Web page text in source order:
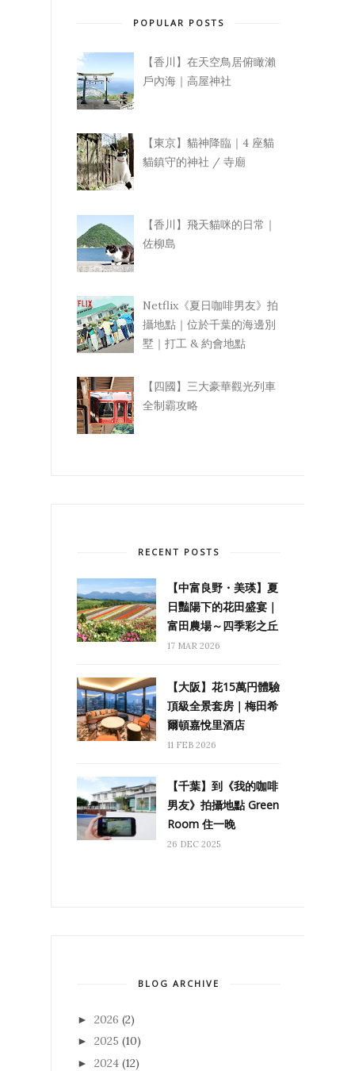
POPULAR POSTS
【香川】在天空鳥居俯瞰瀨
戶內海｜高屋神社
【東京】貓神降臨｜4 座貓
貓鎮守的神社 / 寺廟
【香川】飛天貓咪的日常｜
佐柳島
Netflix《夏日咖啡男友》拍
攝地點｜位於千葉的海邊別
墅｜打工 & 約會地點
【四國】三大豪華觀光列車
全制霸攻略
RECENT POSTS
【中富良野・美瑛】夏
日豔陽下的花田盛宴｜
富田農場～四季彩之丘
17 MAR 2026
【大阪】花15萬円體驗
頂級全景套房｜梅田希
爾頓嘉悅里酒店
11 FEB 2026
【千葉】到《我的咖啡
男友》拍攝地點 Green
Room 住一晚
26 DEC 2025
BLOG ARCHIVE
► 2026 (2)
► 2025 (10)
► 2024 (12)